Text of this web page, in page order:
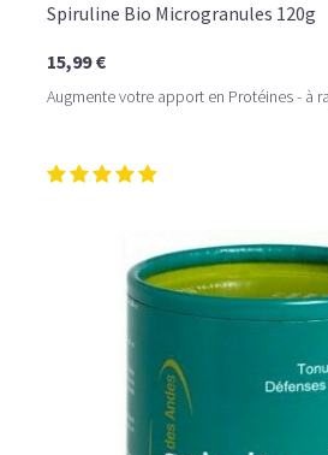
Spiruline Bio Microgranules 120g
15,99 €
Augmente votre apport en Protéines - à